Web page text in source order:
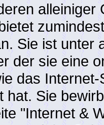
Sie ist unter
der sie eine
das
hat. Sie
"Internet &